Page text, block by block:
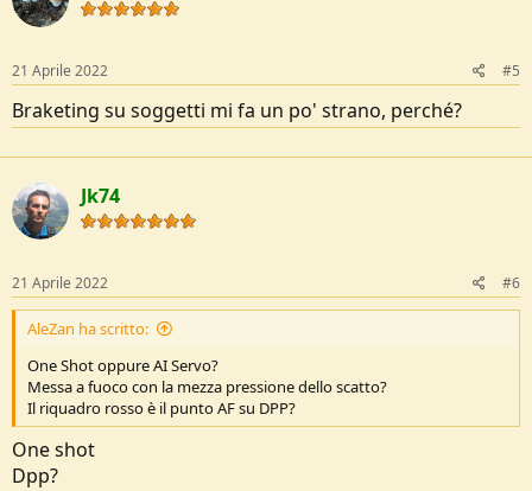
21 Aprile 2022 #5
Braketing su soggetti mi fa un po' strano, perché?
Jk74
21 Aprile 2022 #6
AleZan ha scritto:
One Shot oppure AI Servo?
Messa a fuoco con la mezza pressione dello scatto?
Il riquadro rosso è il punto AF su DPP?
One shot
Dpp?